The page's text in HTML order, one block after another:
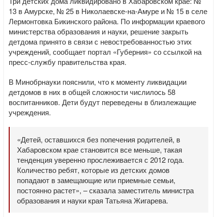
13 в Амурске, № 25 в Николаевске-на-Амуре и № 15 в селе
Лермонтовка Бикинского района. По информации краевого
министерства образования и науки, решение закрыть
детдома принято в связи с невостребованностью этих
учреждений, сообщает портал «Губерния» со ссылкой на
пресс-службу правительства края.
В Минобрнауки пояснили, что к моменту ликвидации
детдомов в них в общей сложности числилось 58
воспитанников. Дети будут переведены в близлежащие
учреждения.
«Детей, оставшихся без попечения родителей, в
Хабаровском крае становится все меньше, такая
тенденция уверенно прослеживается с 2012 года.
Количество ребят, которые из детских домов
попадают в замещающие или приемные семьи,
постоянно растет», – сказала заместитель министра
образования и науки края Татьяна Жигарева.